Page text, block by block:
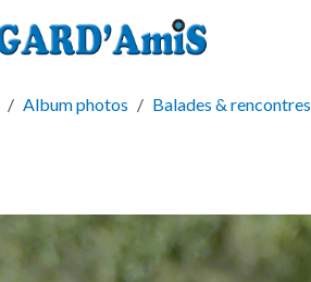
Album photos Balades & rencontres